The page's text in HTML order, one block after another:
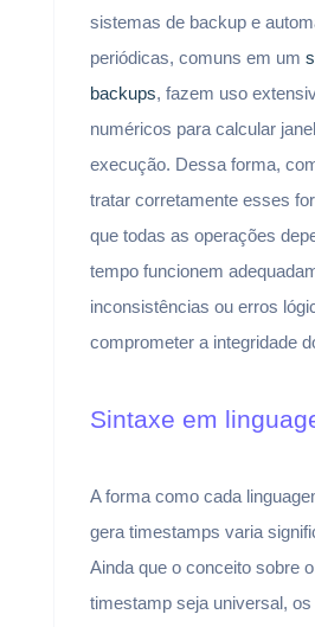
sistemas de backup e
periódicas, comuns em um
backups, fazem uso
numéricos para calcular
execução. Dessa forma,
tratar corretamente esses
que todas as operações
tempo funcionem
inconsistências ou erros
comprometer a integridade
Sintaxe em
A forma como cada
gera timestamps varia
Ainda que o conceito sobre
timestamp seja universal,